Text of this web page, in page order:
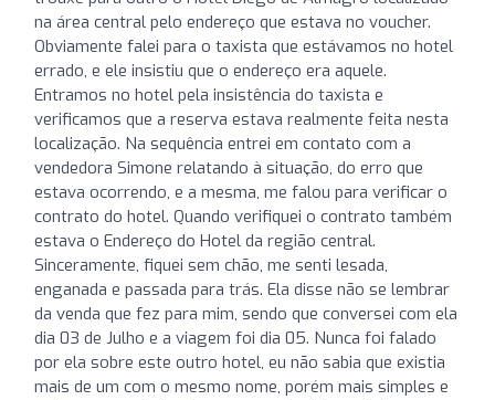
na área central pelo endereço que estava no voucher.
Obviamente falei para o taxista que estávamos no hotel
errado, e ele insistiu que o endereço era aquele.
Entramos no hotel pela insistência do taxista e
verificamos que a reserva estava realmente feita nesta
localização. Na sequência entrei em contato com a
vendedora Simone relatando à situação, do erro que
estava ocorrendo, e a mesma, me falou para verificar o
contrato do hotel. Quando verifiquei o contrato também
estava o Endereço do Hotel da região central.
Sinceramente, fiquei sem chão, me senti lesada,
enganada e passada para trás. Ela disse não se lembrar
da venda que fez para mim, sendo que conversei com ela
dia 03 de Julho e a viagem foi dia 05. Nunca foi falado
por ela sobre este outro hotel, eu não sabia que existia
mais de um com o mesmo nome, porém mais simples e